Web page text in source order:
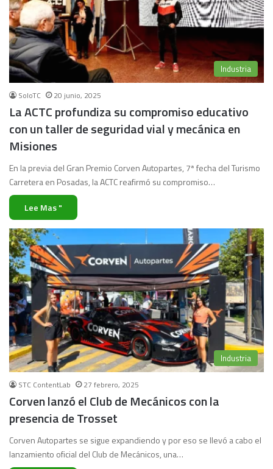
Industria
SoloTC 20 junio, 2025
La ACTC profundiza su compromiso educativo
con un taller de seguridad vial y mecánica en
Misiones
En la previa del Gran Premio Corven Autopartes, 7ª fecha del Turismo
Carretera en Posadas, la ACTC reafirmó su compromiso…
Lee Mas "
Industria
STC ContentLab 27 febrero, 2025
Corven lanzó el Club de Mecánicos con la
presencia de Trosset
Corven Autopartes se sigue expandiendo y por eso se llevó a cabo el
lanzamiento oficial del Club de Mecánicos, una…